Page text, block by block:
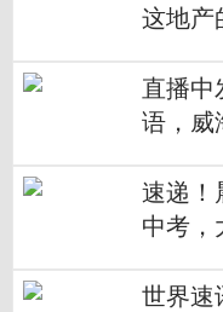
这地产
直播中
语，威
速递！
中考，
世界速